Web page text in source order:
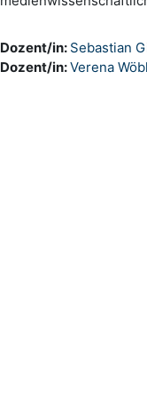
Dozent/in: Sebastian
Dozent/in:Verena